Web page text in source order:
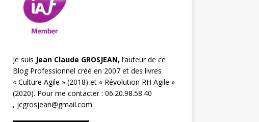
Je suis Jean Claude GROSJEAN, l’auteur de ce
Blog Professionnel créé en 2007 et des livres
« Culture Agile » (2018) et « Révolution RH Agile »
(2020). Pour me contacter : 06.20.98.58.40
, jcgrosjean@gmail.com